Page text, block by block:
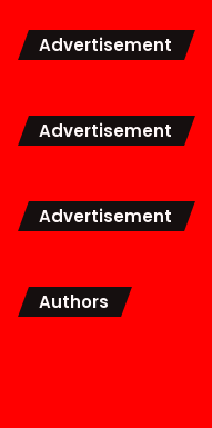
Advertisement
Advertisement
Advertisement
Authors